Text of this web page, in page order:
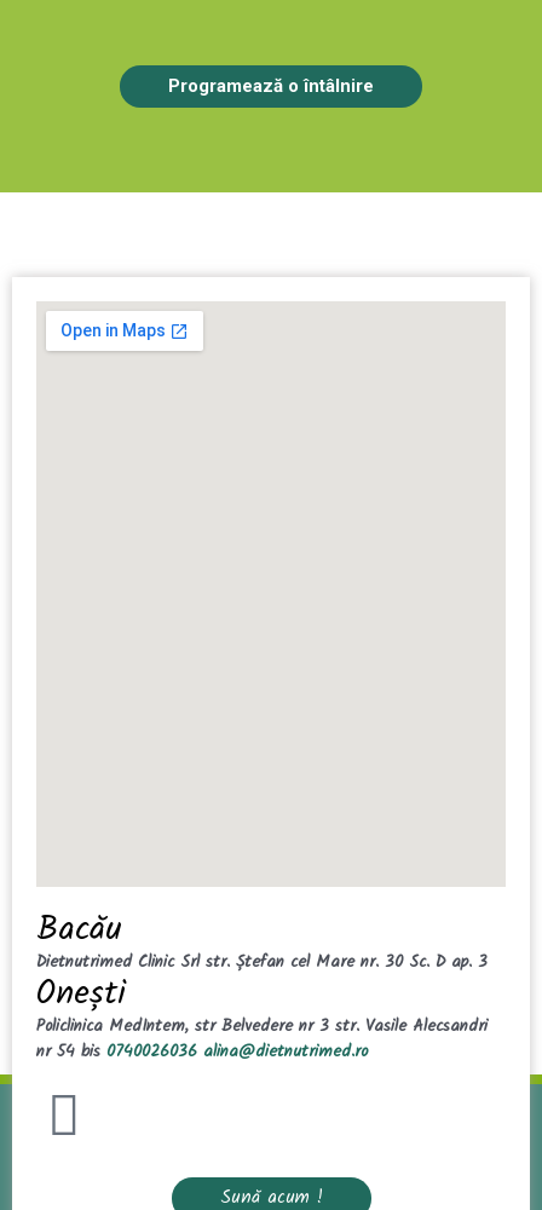
Programează o întâlnire
Bacău
Dietnutrimed Clinic Srl str. Ștefan cel Mare nr. 30 Sc. D ap. 3
Onești
Policlinica MedIntern, str Belvedere nr 3 str. Vasile Alecsandri
nr 54 bis 0740026036 alina@dietnutrimed.ro
Sună acum !